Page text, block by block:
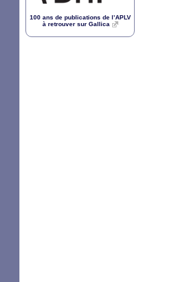
100 ans de publications de l’APLV
à retrouver sur Gallica